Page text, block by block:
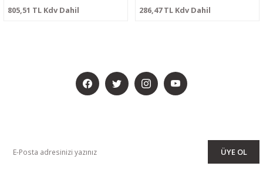
805,51 TL Kdv Dahil 286,47 TL Kdv Dahil
ÜYE OL